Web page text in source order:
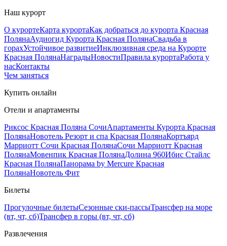
Наш курорт
О курортеКарта курортаКак добраться до курорта Красная
ПолянаАудиогид Курорта Красная ПолянаСвадьба в
горахУстойчивое развитиеИнклюзивная среда на Курорте
Красная ПолянаНаградыНовостиПравила курортаРабота у
насКонтакты
Чем заняться
Купить онлайн
Отели и апартаменты
Риксос Красная Поляна СочиАпартаменты Курорта Красная
ПолянаНовотель Резорт и спа Красная ПолянаКортъярд
Марриотт Сочи Красная ПолянаСочи Марриотт Красная
ПолянаМовенпик Красная ПолянаДолина 960Ибис Стайлс
Красная ПолянаПанорама by Mercure Красная
ПолянаНовотель Фит
Билеты
Прогулочные билетыСезонные ски-пассыТрансфер на море
(вт, чт, сб)Трансфер в горы (вт, чт, сб)
Развлечения